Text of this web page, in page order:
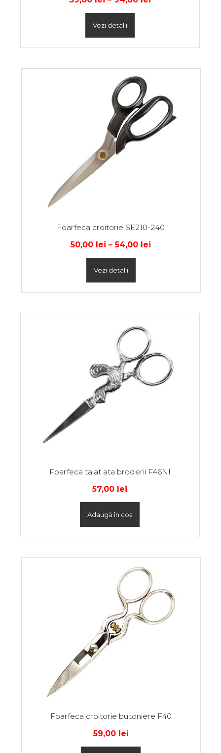
Vezi detalii
Foarfeca croitorie SE210-240
50,00 lei – 54,00 lei
Vezi detalii
Foarfeca taiat ata broderii F46NI
57,00 lei
Adaugă în coș
Foarfeca croitorie butoniere F40
59,00 lei